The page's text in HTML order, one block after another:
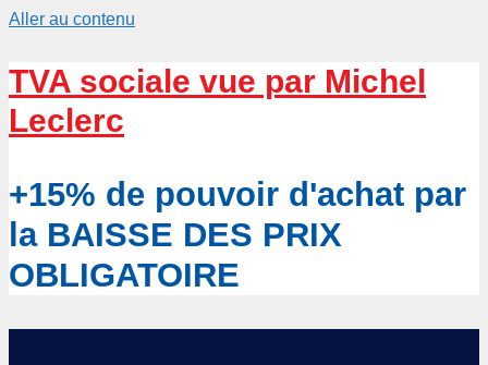
Aller au contenu
TVA sociale vue par Michel
Leclerc
+15% de pouvoir d'achat par
la BAISSE DES PRIX
OBLIGATOIRE